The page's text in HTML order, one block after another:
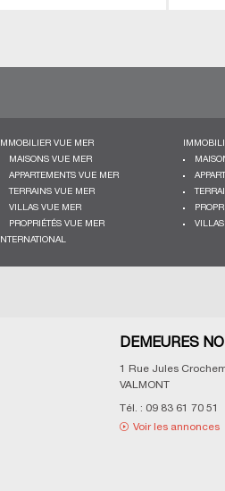
IMMOBILIER VUE MER
MAISONS VUE MER
APPARTEMENTS VUE MER
TERRAINS VUE MER
VILLAS VUE MER
PROPRIÉTÉS VUE MER
INTERNATIONAL
DEMEURES
1 Rue Jules
VALMONT
Tél. : 09 83 61 70 51
Voir les annonces